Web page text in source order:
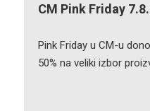
CM Pink Friday
Pink Friday u CM-u
50% na veliki izbor